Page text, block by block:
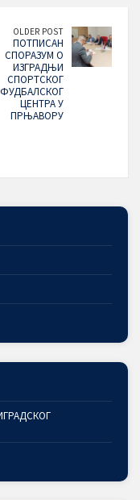
OLDER POST
ПОТПИСАН
СПОРАЗУМ О
ИЗГРАДЊИ
СПОРТСКОГ
ФУДБАЛСКОГ
ЦЕНТРА У
ПРЊАВОРУ